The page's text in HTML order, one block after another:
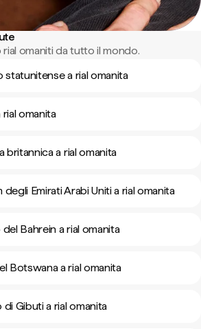
omaniti da tutto il mondo.
statunitense a rial omanita
omanita
britannica a rial omanita
degli Emirati Arabi Uniti a rial omanita
Bahrein a rial omanita
Botswana a rial omanita
Gibuti a rial omanita